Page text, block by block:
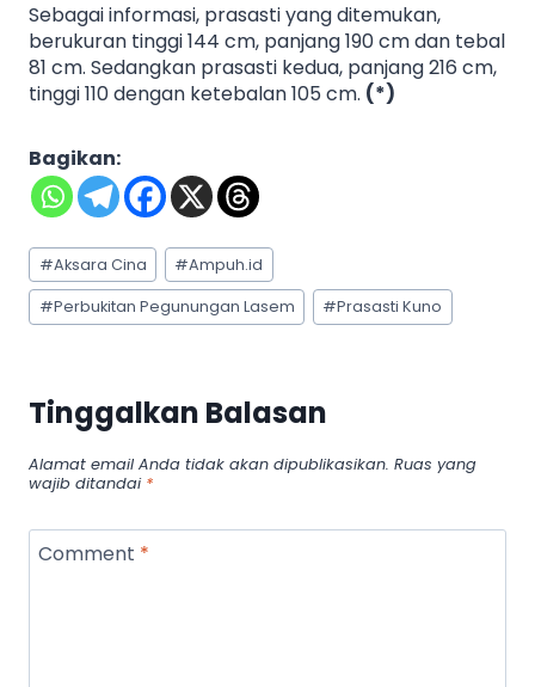
Sebagai informasi, prasasti yang ditemukan,
berukuran tinggi 144 cm, panjang 190 cm dan tebal
81 cm. Sedangkan prasasti kedua, panjang 216 cm,
tinggi 110 dengan ketebalan 105 cm. (*)
Bagikan:
Post
Tags:
#Aksara Cina #Ampuh.id
#Perbukitan Pegunungan Lasem #Prasasti Kuno
Tinggalkan Balasan
Alamat email Anda tidak akan dipublikasikan. Ruas yang
wajib ditandai *
Comment *